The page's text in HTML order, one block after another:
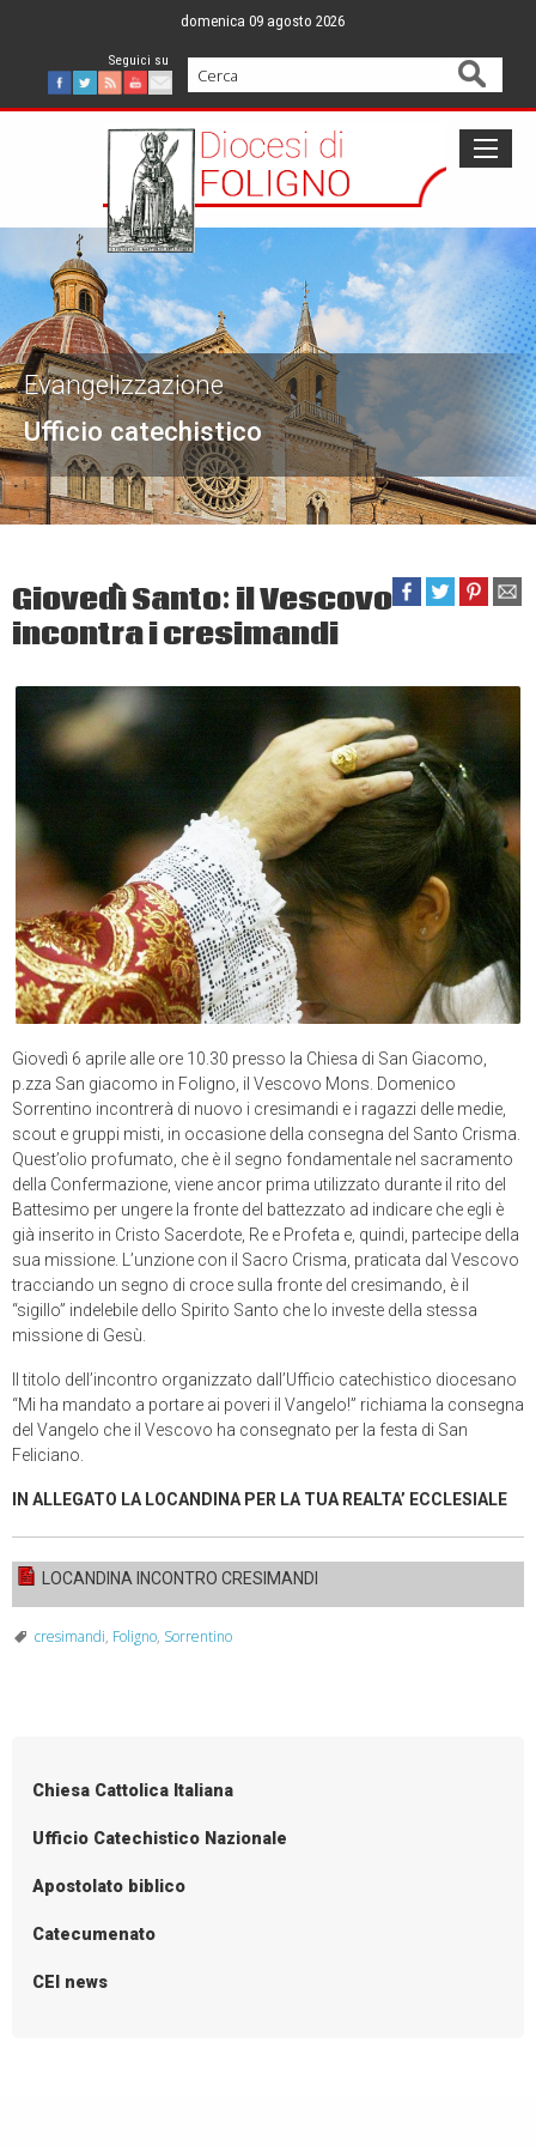
content
domenica 09 agosto 2026
Facebook
Twitter
FeedYoutube
Mail
Cerca
Ufficio catechistico
Evangelizzazione
Giovedì Santo: il Vescovo
incontra i cresimandi
Giovedì 6 aprile alle ore 10.30 presso la Chiesa di San Giacomo,
p.zza San giacomo in Foligno, il Vescovo Mons. Domenico
Sorrentino incontrerà di nuovo i cresimandi e i ragazzi delle medie,
scout e gruppi misti, in occasione della consegna del Santo Crisma.
Quest’olio profumato, che è il segno fondamentale nel sacramento
della Confermazione, viene ancor prima utilizzato durante il rito del
Battesimo per ungere la fronte del battezzato ad indicare che egli è
già inserito in Cristo Sacerdote, Re e Profeta e, quindi, partecipe della
sua missione. L’unzione con il Sacro Crisma, praticata dal Vescovo
tracciando un segno di croce sulla fronte del cresimando, è il
“sigillo” indelebile dello Spirito Santo che lo investe della stessa
missione di Gesù.
Il titolo dell’incontro organizzato dall’Ufficio catechistico diocesano
“Mi ha mandato a portare ai poveri il Vangelo!” richiama la consegna
del Vangelo che il Vescovo ha consegnato per la festa di San
Feliciano.
IN ALLEGATO LA LOCANDINA PER LA TUA REALTA’ ECCLESIALE
LOCANDINA INCONTRO CRESIMANDI
cresimandi, Foligno, Sorrentino
Chiesa Cattolica Italiana
Ufficio Catechistico Nazionale
Apostolato biblico
Catecumenato
CEI news